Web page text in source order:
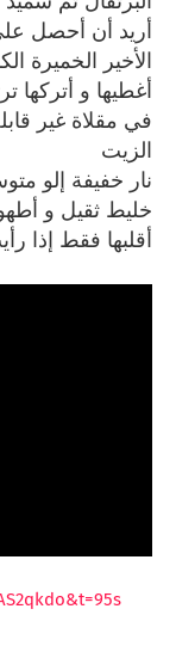
أريد أن أحصل
الأخير الخميرة
أغطيها و أتركها ترتاح من 10
في مقلاة غير
الزيت
نار خفيفة إلو
خليط ثقيل و
أقلبها فقط إذا